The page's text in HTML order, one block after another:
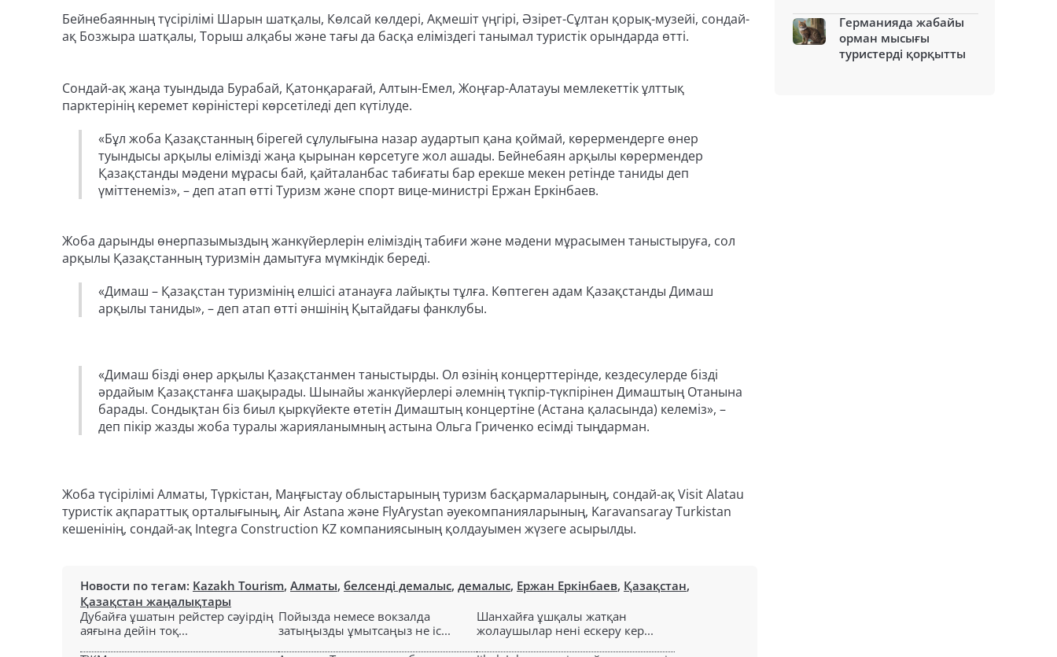
Бейнебаянның түсірілімі Шарын шатқалы, Көлсай көлдері, Ақмешіт үңгірі, Әзірет-Сұлтан қорық-музейі, сондай-
ақ Бозжыра шатқалы, Торыш алқабы және тағы да басқа еліміздегі танымал туристік орындарда өтті.
Сондай-ақ жаңа туындыда Бурабай, Қатонқарағай, Алтын-Емел, Жоңғар-Алатауы мемлекеттік ұлттық
парктерінің керемет көріністері көрсетіледі деп күтілуде.
«Бұл жоба Қазақстанның бірегей сұлулығына назар аудартып қана қоймай, көрермендерге өнер
туындысы арқылы елімізді жаңа қырынан көрсетуге жол ашады. Бейнебаян арқылы көрермендер
Қазақстанды мәдени мұрасы бай, қайталанбас табиғаты бар ерекше мекен ретінде таниды деп
үміттенеміз», – деп атап өтті Туризм және спорт вице-министрі Ержан Еркінбаев.
Жоба дарынды өнерпазымыздың жанкүйерлерін еліміздің табиғи және мәдени мұрасымен таныстыруға, сол
арқылы Қазақстанның туризмін дамытуға мүмкіндік береді.
«Димаш – Қазақстан туризмінің елшісі атанауға лайықты тұлға. Көптеген адам Қазақстанды Димаш
арқылы таниды», – деп атап өтті әншінің Қытайдағы фанклубы.
«Димаш бізді өнер арқылы Қазақстанмен таныстырды. Ол өзінің концерттерінде, кездесулерде бізді
әрдайым Қазақстанға шақырады. Шынайы жанкүйерлері әлемнің түкпір-түкпірінен Димаштың Отанына
барады. Сондықтан біз биыл қыркүйекте өтетін Димаштың концертіне (Астана қаласында) келеміз», –
деп пікір жазды жоба туралы жарияланымның астына Ольга Гриченко есімді тыңдарман.
Жоба түсірілімі Алматы, Түркістан, Маңғыстау облыстарының туризм басқармаларының, сондай-ақ Visit Alatau
туристік ақпараттық орталығының, Air Astana және FlyArystan әуекомпанияларының, Karavansaray Turkistan
кешенінің, сондай-ақ Integra Construction KZ компаниясының қолдауымен жүзеге асырылды.
Новости по тегам: Kazakh Tourism, Алматы, белсенді демалыс, демалыс, Ержан Еркінбаев, Қазақстан,
Қазақстан жаңалықтары
Дубайға ұшатын рейстер сәуірдің
аяғына дейін тоқ...
Пойызда немесе вокзалда
затыңызды ұмытсаңыз не іс...
Шанхайға ұшқалы жатқан
жолаушылар нені ескеру кер...
Германияда жабайы
орман мысығы
туристерді қорқытты